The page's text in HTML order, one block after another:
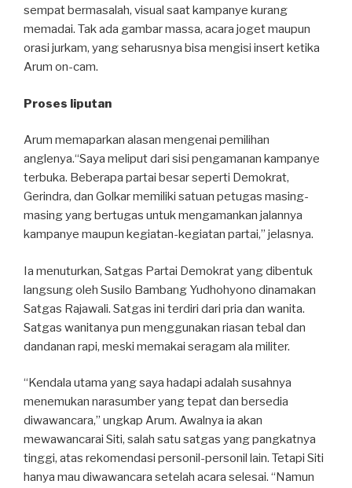
sempat bermasalah, visual saat kampanye kurang
memadai. Tak ada gambar massa, acara joget maupun
orasi jurkam, yang seharusnya bisa mengisi insert ketika
Arum on-cam.
Proses liputan
Arum memaparkan alasan mengenai pemilihan
anglenya.“Saya meliput dari sisi pengamanan kampanye
terbuka. Beberapa partai besar seperti Demokrat,
Gerindra, dan Golkar memiliki satuan petugas masing-
masing yang bertugas untuk mengamankan jalannya
kampanye maupun kegiatan-kegiatan partai,” jelasnya.
Ia menuturkan, Satgas Partai Demokrat yang dibentuk
langsung oleh Susilo Bambang Yudhohyono dinamakan
Satgas Rajawali. Satgas ini terdiri dari pria dan wanita.
Satgas wanitanya pun menggunakan riasan tebal dan
dandanan rapi, meski memakai seragam ala militer.
“Kendala utama yang saya hadapi adalah susahnya
menemukan narasumber yang tepat dan bersedia
diwawancara,” ungkap Arum. Awalnya ia akan
mewawancarai Siti, salah satu satgas yang pangkatnya
tinggi, atas rekomendasi personil-personil lain. Tetapi Siti
hanya mau diwawancara setelah acara selesai. “Namun